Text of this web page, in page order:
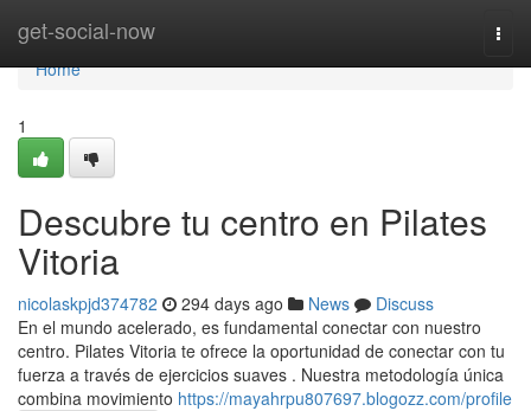
get-social-now
Home
Home
1
Descubre tu centro en Pilates
Vitoria
nicolaskpjd374782 294 days ago News
Discuss
En el mundo acelerado, es fundamental conectar con nuestro
centro. Pilates Vitoria te ofrece la oportunidad de conectar con tu
fuerza a través de ejercicios suaves . Nuestra metodología única
combina movimiento https://mayahrpu807697.blogozz.com/profile